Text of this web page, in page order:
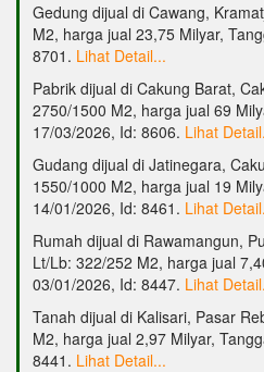
Gedung dijual di Cawang,
M2, harga jual 23,75 Milyar,
8701. Lihat Detail...
Pabrik dijual di Cakung Barat,
2750/1500 M2, harga jual 69
17/03/2026, Id: 8606. Lihat
Gudang dijual di Jatinegara,
1550/1000 M2, harga jual 19
14/01/2026, Id: 8461. Lihat
Rumah dijual di Rawamangun,
Lt/Lb: 322/252 M2, harga jual
03/01/2026, Id: 8447. Lihat
Tanah dijual di Kalisari, Pasar
M2, harga jual 2,97 Milyar,
8441. Lihat Detail...